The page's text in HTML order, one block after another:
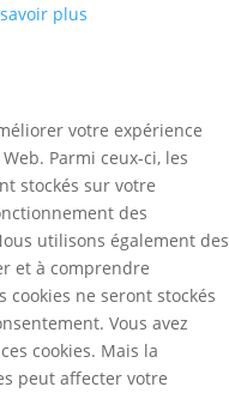
plus
votre expérience
Parmi ceux-ci, les
stockés sur votre
des
utilisons également des
et à comprendre
cookies ne seront stockés
Vous avez
cookies. Mais la
peut affecter votre